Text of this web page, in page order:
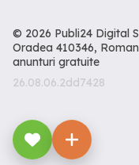
© 2026 Publi24 Digital
Oradea 410346,
anunturi gratuite
26.08.06.2dd7428